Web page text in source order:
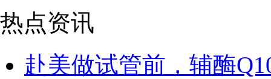
热点资讯
赴美做试管前，辅酶